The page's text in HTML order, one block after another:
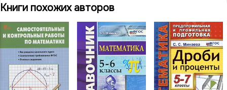
Книги похожих авторов